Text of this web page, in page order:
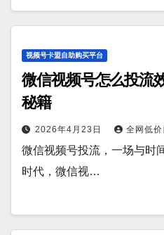
视频号卡盟自助购买平台
微信视频号怎么投流
秘籍
2026年4月23日 全网低
微信视频号投流，一场与时
时代，微信视…